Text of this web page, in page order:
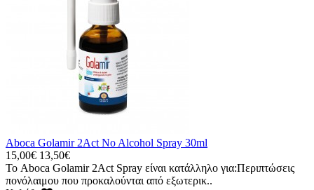
Aboca Golamir 2Act No Alcohol Spray 30ml
15,00€ 13,50€
Το Aboca Golamir 2Act Spray είναι κατάλληλο για:Περιπτώσεις
πονόλαιμου που προκαλούνται από εξωτερικ..